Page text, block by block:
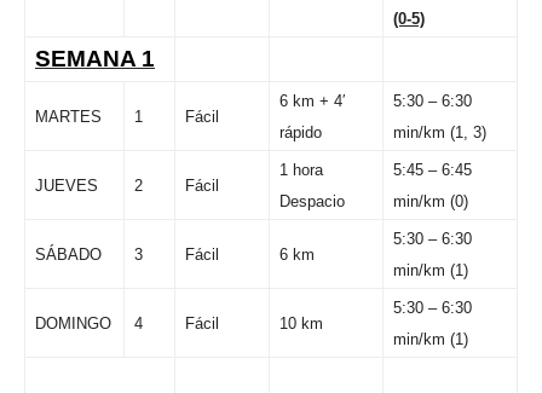
(0-5)
SEMANA 1
MARTES 1 Fácil
6 km + 4′
rápido
5:30 – 6:30
min/km (1, 3)
JUEVES 2 Fácil
1 hora
Despacio
5:45 – 6:45
min/km (0)
SÁBADO 3 Fácil 6 km
5:30 – 6:30
min/km (1)
DOMINGO 4 Fácil 10 km
5:30 – 6:30
min/km (1)